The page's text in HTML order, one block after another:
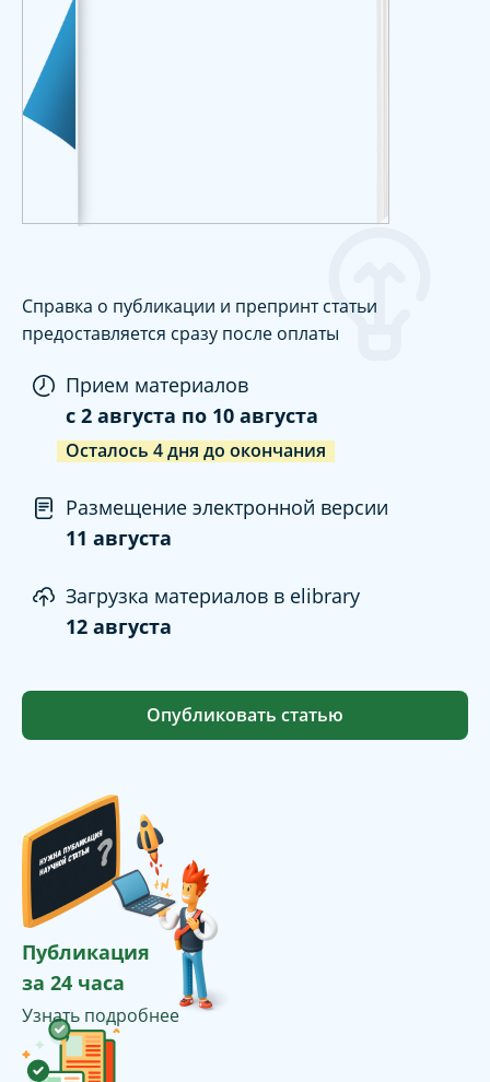
Справка о публикации и препринт статьи
предоставляется сразу после оплаты
Прием материалов
c 2 августа по 10 августа
Осталось 4дня до окончания
Размещение электронной версии
11 августа
Загрузка материалов в elibrary
12 августа
Опубликовать статью
Публикация
за 24 часа
Узнать подробнее